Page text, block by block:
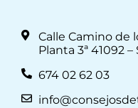
Calle Camino de
Planta 3ª 41092 –
674 02 62 03